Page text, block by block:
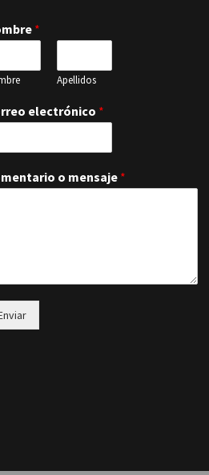
*
Apellidos
electrónico *
o mensaje *